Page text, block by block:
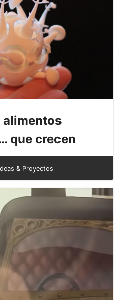
alimentos
que crecen
& Proyectos